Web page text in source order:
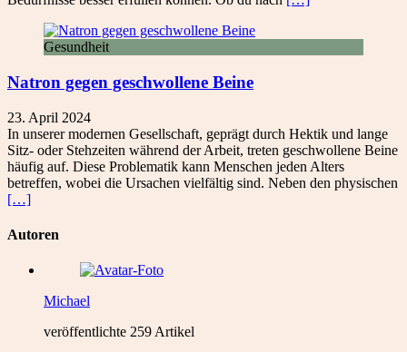
Gesundheit
Natron gegen geschwollene Beine
23. April 2024
In unserer modernen Gesellschaft, geprägt durch Hektik und lange
Sitz- oder Stehzeiten während der Arbeit, treten geschwollene Beine
häufig auf. Diese Problematik kann Menschen jeden Alters
betreffen, wobei die Ursachen vielfältig sind. Neben den physischen
[…]
Autoren
Michael
veröffentlichte 259 Artikel